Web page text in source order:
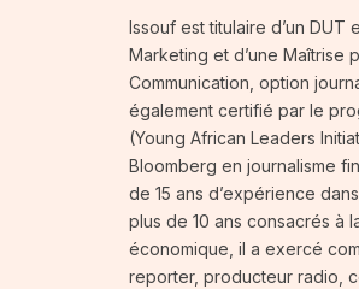
Issouf est titulaire d’un DUT
Marketing et d’une Maîtrise
Communication, option
également certifié par le
(Young African Leaders
Bloomberg en journalisme
de 15 ans d’expérience
plus de 10 ans consacrés à
économique, il a exercé
reporter, producteur radio,